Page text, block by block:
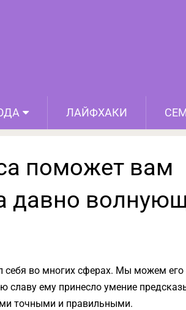
ЛАЙФХАКИ
поможет вам
давно
во многих сферах. Мы можем его
славу ему принесло умение
точными и правильными.